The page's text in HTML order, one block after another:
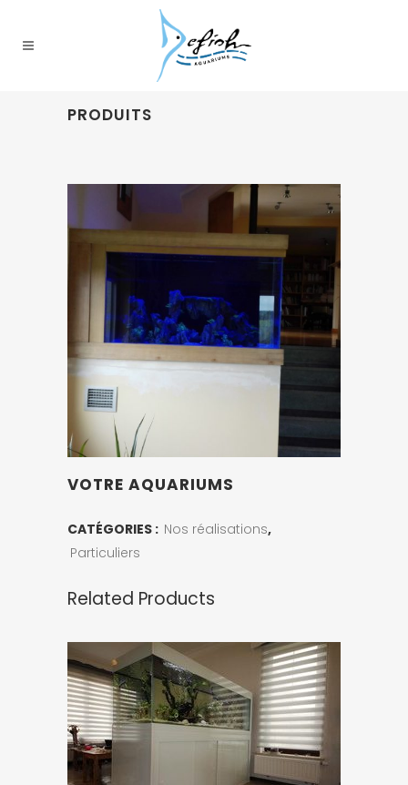
PRODUITS
VOTRE AQUARIUMS
CATÉGORIES : Nos réalisations,
Particuliers
Related Products